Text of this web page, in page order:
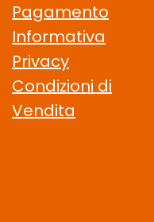
Pagamento
Informativa
Privacy
Condizioni di
Vendita